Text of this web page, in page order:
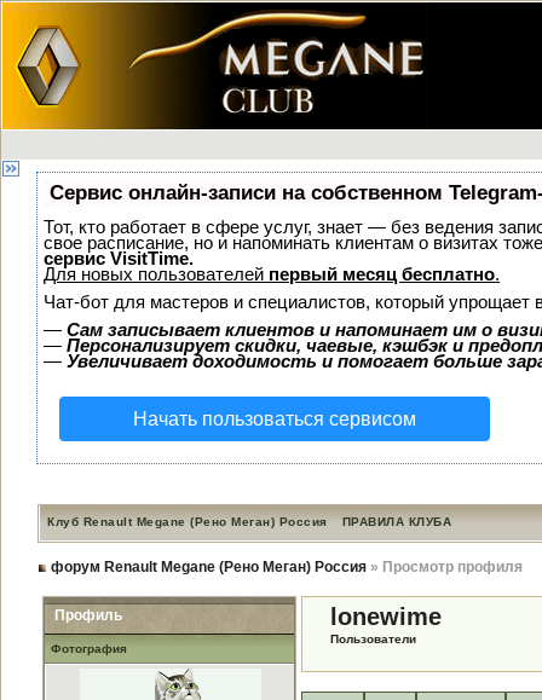
Сервис онлайн-записи на собственном
Тот, кто работает в сфере услуг, знает — без ведения
свое расписание, но и напоминать клиентам о визитах
сервис VisitTime.
Для новых пользователей первый месяц бесплатно.
Чат-бот для мастеров и специалистов, который упрощает
— Сам записывает клиентов и напоминает им о
— Персонализирует скидки, чаевые, кэшбэк и
— Увеличивает доходимость и помогает больше
Начать пользоваться сервисом
Клуб Renault Megane (Рено Меган) Россия ПРАВИЛА КЛУБА
форум Renault Megane (Рено Меган) Россия » Просмотр профиля
Профиль
Фотография
lonewime
Пользователи